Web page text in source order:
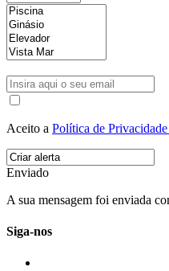
Aceito a Política de
Enviado
A sua mensagem foi enviada
Siga-nos